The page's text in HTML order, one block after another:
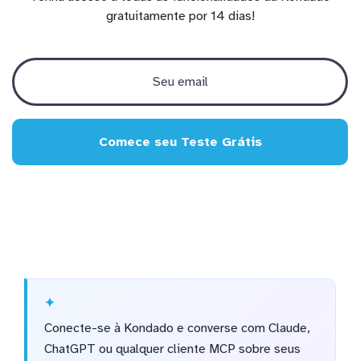
gratuitamente por 14 dias!
Comece seu Teste Grátis
Conecte-se à Kondado e converse com Claude,
ChatGPT ou qualquer cliente MCP sobre seus